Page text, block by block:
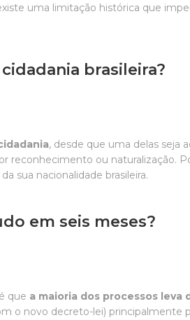
uma limitação histórica que
brasileira?
, desde que uma delas seja
reconhecimento ou naturalização.
sua nacionalidade brasileira.
em seis meses?
que a maioria dos processos leva
o novo decreto-lei) principalmente